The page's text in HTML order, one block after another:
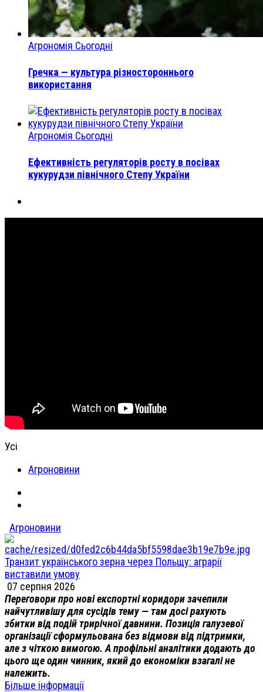
Агрономія Сьогодні
Гречка — культура різностороннього
використання
Агрономія Сьогодні
Ефективність регуляторів росту в посівах
кукурудзи північного Степу України
Усі
Агроновини
Агроновини
Транзит українського зерна через Польщу: аграрії
виставили умову
07 серпня 2026
Переговори про нові експортні коридори зачепили
найчутливішу для сусідів тему — там досі рахують
збитки від подій трирічної давнини. Позиція галузевої
організації сформульована без відмови від підтримки,
але з чіткою вимогою. А профільні аналітики додають до
цього ще один чинник, який до економіки взагалі не
належить.
Більше інформації